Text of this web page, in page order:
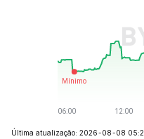
Última atualização: 2026-08-08